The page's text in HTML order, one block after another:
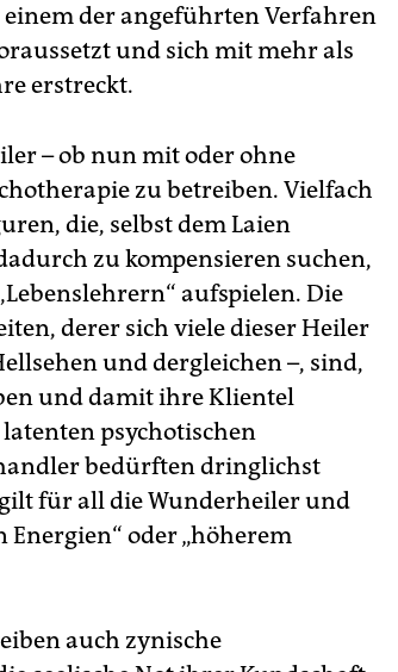
der angeführten Verfahren
und sich mit mehr als
erstreckt.
– ob nun mit oder ohne
zu betreiben. Vielfach
die, selbst dem Laien
zu kompensieren suchen,
aufspielen. Die
derer sich viele dieser Heiler
und dergleichen –, sind,
und damit ihre Klientel
psychotischen
bedürften dringlichst
für all die Wunderheiler und
oder „höherem
auch zynische